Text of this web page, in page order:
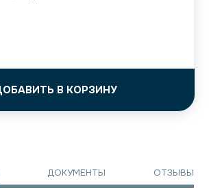
В КОРЗИНУ
ДОКУМЕНТЫ ОТЗЫВЫ